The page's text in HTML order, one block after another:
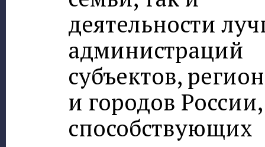
деятельности
администраций
субъектов,
и городов России,
способствующих